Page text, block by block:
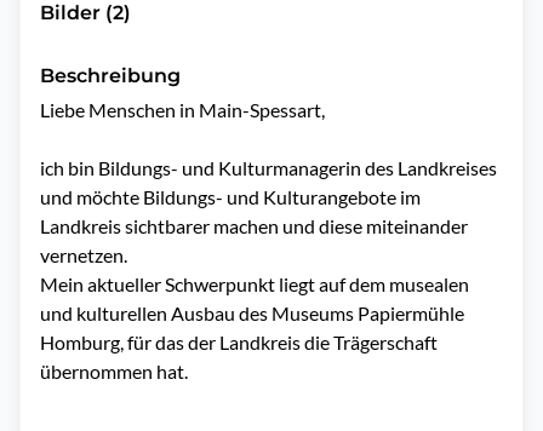
Bilder (2)
Beschreibung
Liebe Menschen in Main-Spessart,
ich bin Bildungs- und Kulturmanagerin des Landkreises
und möchte Bildungs- und Kulturangebote im
Landkreis sichtbarer machen und diese miteinander
vernetzen.
Mein aktueller Schwerpunkt liegt auf dem musealen
und kulturellen Ausbau des Museums Papiermühle
Homburg, für das der Landkreis die Trägerschaft
übernommen hat.